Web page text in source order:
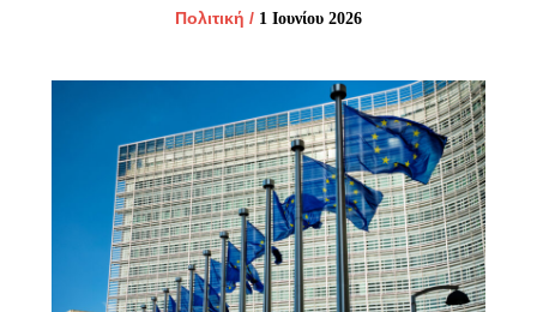
Πολιτική / 1 Ιουνίου 2026